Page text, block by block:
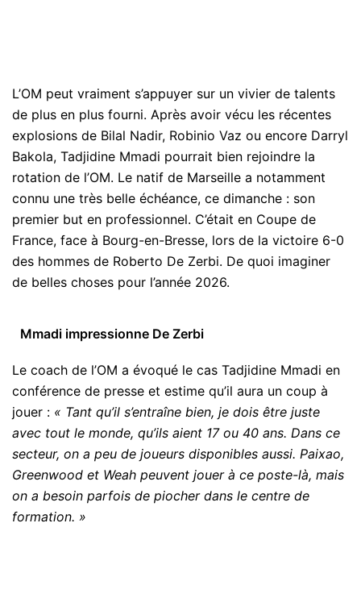
L’OM peut vraiment s’appuyer sur un vivier de talents
de plus en plus fourni. Après avoir vécu les récentes
explosions de Bilal Nadir, Robinio Vaz ou encore Darryl
Bakola, Tadjidine Mmadi pourrait bien rejoindre la
rotation de l’OM. Le natif de Marseille a notamment
connu une très belle échéance, ce dimanche : son
premier but en professionnel. C’était en Coupe de
France, face à Bourg-en-Bresse, lors de la victoire 6-0
des hommes de Roberto De Zerbi. De quoi imaginer
de belles choses pour l’année 2026.
Mmadi impressionne De Zerbi
Le coach de l’OM a évoqué le cas Tadjidine Mmadi en
conférence de presse et estime qu’il aura un coup à
jouer : « Tant qu’il s’entraîne bien, je dois être juste
avec tout le monde, qu’ils aient 17 ou 40 ans. Dans ce
secteur, on a peu de joueurs disponibles aussi. Paixao,
Greenwood et Weah peuvent jouer à ce poste-là, mais
on a besoin parfois de piocher dans le centre de
formation. »